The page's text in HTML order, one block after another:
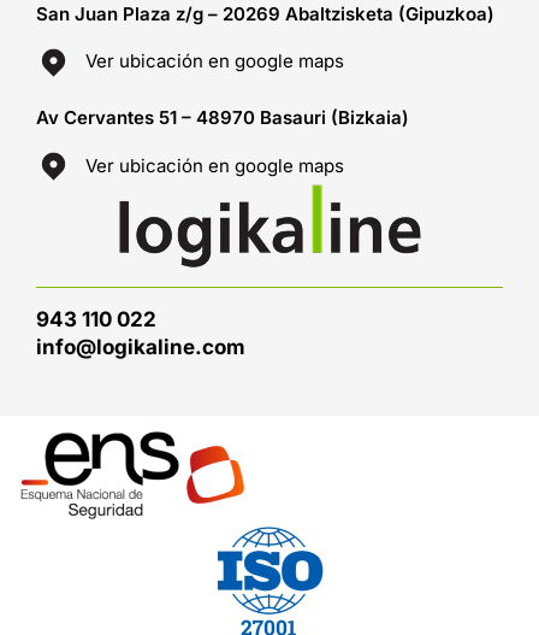
San Juan Plaza z/g – 20269 Abaltzisketa (Gipuzkoa)
Ver ubicación en google maps
Av Cervantes 51 – 48970 Basauri (Bizkaia)
Ver ubicación en google maps
943 110 022
info@logikaline.com